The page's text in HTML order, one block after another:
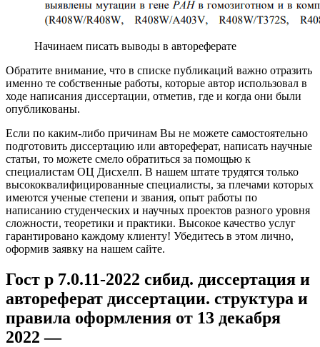
Начинаем писать выводы в автореферате
Обратите внимание, что в списке публикаций важно отразить
именно те собственные работы, которые автор использовал в
ходе написания диссертации, отметив, где и когда они были
опубликованы.
Если по каким-либо причинам Вы не можете самостоятельно
подготовить диссертацию или автореферат, написать научные
статьи, то можете смело обратиться за помощью к
специалистам ОЦ Дисхелп. В нашем штате трудятся только
высококвалифицированные специалисты, за плечами которых
имеются ученые степени и звания, опыт работы по
написанию студенческих и научных проектов разного уровня
сложности, теоретики и практики. Высокое качество услуг
гарантировано каждому клиенту! Убедитесь в этом лично,
оформив заявку на нашем сайте.
Гост р 7.0.11-2022 сибид. диссертация и
автореферат диссертации. структура и
правила оформления от 13 декабря
2022 —